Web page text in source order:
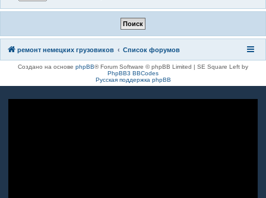
ремонт немецких грузовиков Список форумов
Создано на основе phpBB® Forum Software © phpBB Limited | SE Square Left by
PhpBB3 BBCodes
Русская поддержка phpBB